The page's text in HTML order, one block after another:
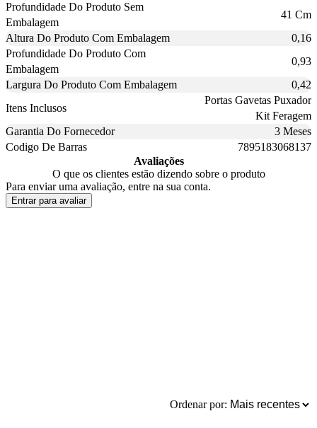
Profundidade Do Produto Sem
Embalagem
41 Cm
Altura Do Produto Com Embalagem
0,16
Profundidade Do Produto Com
Embalagem
0,93
Largura Do Produto Com Embalagem
0,42
Itens Inclusos
Portas Gavetas Puxador
Kit Feragem
Garantia Do Fornecedor
3 Meses
Codigo De Barras
7895183068137
Avaliações
O que os clientes estão dizendo sobre o produto
Para enviar uma avaliação, entre na sua conta.
Entrar para avaliar
Ordenar por: